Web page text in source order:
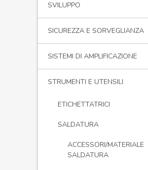
SVILUPPO
SICUREZZA E SORVEGLIANZA
SISTEMI DI AMPLIFICAZIONE
STRUMENTI E UTENSILI
ETICHETTATRICI
SALDATURA
ACCESSORI/MATERIALE
SALDATURA